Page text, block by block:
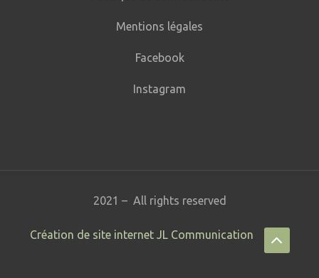
Mentions légales
Facebook
Instagram
2021 – All rights reserved
Création de site internet JL Communication